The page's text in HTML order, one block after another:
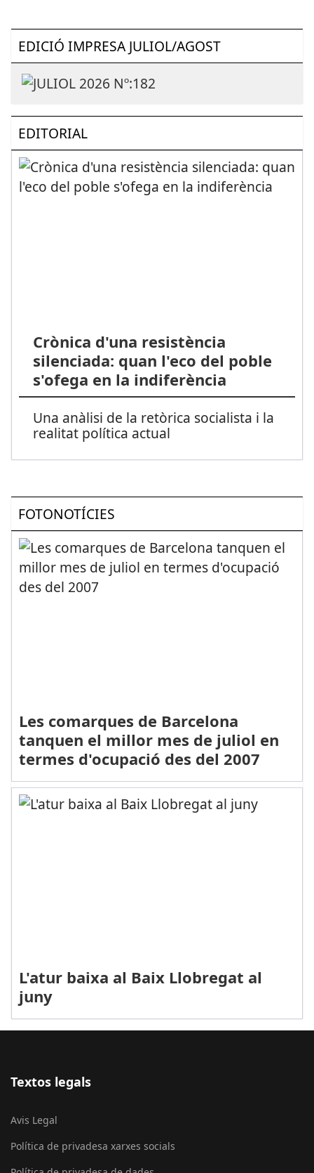
EDICIÓ IMPRESA JULIOL/AGOST
EDITORIAL
Crònica d'una resistència
silenciada: quan l'eco del poble
s'ofega en la indiferència
Una anàlisi de la retòrica socialista i la
realitat política actual
FOTONOTÍCIES
Les comarques de Barcelona
tanquen el millor mes de juliol en
termes d'ocupació des del 2007
L'atur baixa al Baix Llobregat al
juny
Textos legals
Avis Legal
Política de privadesa xarxes socials